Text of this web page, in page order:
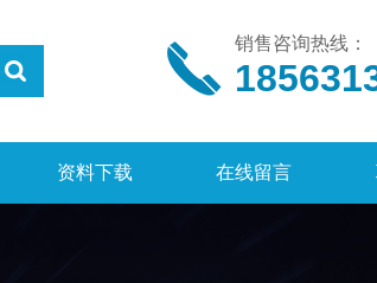
销售咨询热线：
资料下载 在线留言